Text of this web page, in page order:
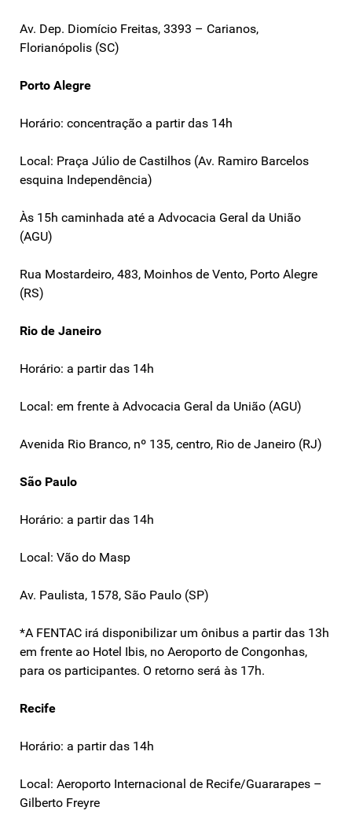
Av. Dep. Diomício Freitas, 3393 – Carianos,
Florianópolis (SC)
Porto Alegre
Horário: concentração a partir das 14h
Local: Praça Júlio de Castilhos (Av. Ramiro Barcelos
esquina Independência)
Às 15h caminhada até a Advocacia Geral da União
(AGU)
Rua Mostardeiro, 483, Moinhos de Vento, Porto Alegre
(RS)
Rio de Janeiro
Horário: a partir das 14h
Local: em frente à Advocacia Geral da União (AGU)
Avenida Rio Branco, nº 135, centro, Rio de Janeiro (RJ)
São Paulo
Horário: a partir das 14h
Local: Vão do Masp
Av. Paulista, 1578, São Paulo (SP)
*A FENTAC irá disponibilizar um ônibus a partir das 13h
em frente ao Hotel Ibis, no Aeroporto de Congonhas,
para os participantes. O retorno será às 17h.
Recife
Horário: a partir das 14h
Local: Aeroporto Internacional de Recife/Guararapes –
Gilberto Freyre